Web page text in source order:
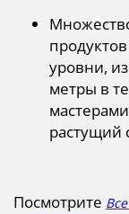
уровни,
метры в
растущий
Посмотрите